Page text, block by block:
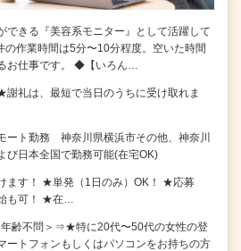
できる『美容系モニター』として活躍して
の作業時間は5分〜10分程度。空いた時間
お仕事です。 ◆【いろん…
礼は、最短で当日のうちに受け取れま
ート勤務 神奈川県横浜市その他、神奈川
び日本全国で勤務可能(在宅OK)
ます！ ★単発（1日のみ）OK！ ★応募
も可！ ★在…
年齢不問＞⇒★特に20代〜50代の女性の登
トフォンもしくはパソコンをお持ちの方